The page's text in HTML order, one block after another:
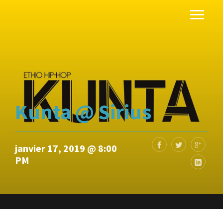
Kunta @ Sirius
janvier 17, 2019 @ 8:00
PM